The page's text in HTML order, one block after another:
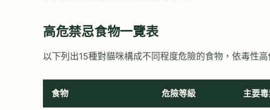
高危禁忌食物一覽表
以下列出15種對貓咪構成不同程度危險的食物，依毒性高
食物 危險等級 主要